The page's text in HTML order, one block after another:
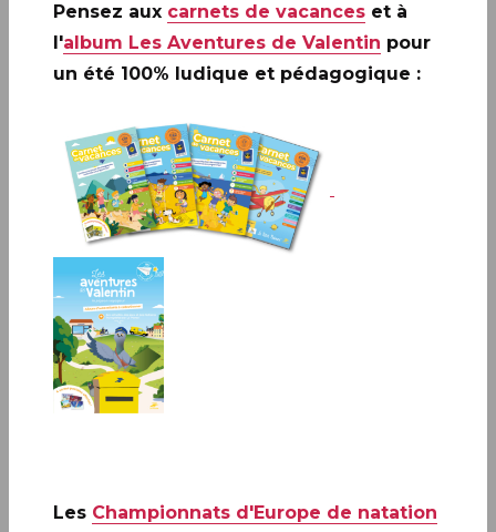
12 parvis de l'Unesco 21000 DIJON
Le Féru des Sciences, de 9H à 12H et de 14H à 18H
1 avenue du Général De Gaulle 54140 JARVILLE LA MALGRANGE
PARIS (75)
7e Biennale Philatélique de Paris – Salon Philatélique de
Printemps de 10H à 18H (sauf le samedi jusqu’à 17H).
Espace Champerret • Porte de Champerret Paris XVIIe - Hall C - 6
rue Jean Ostreicher 75017 PARIS
Pensez aux carnets de vacances et à
l'album Les Aventures de Valentin pour
un été 100% ludique et pédagogique :
Les Championnats d'Europe de natation